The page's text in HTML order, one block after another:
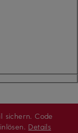
sichern. Code
Details